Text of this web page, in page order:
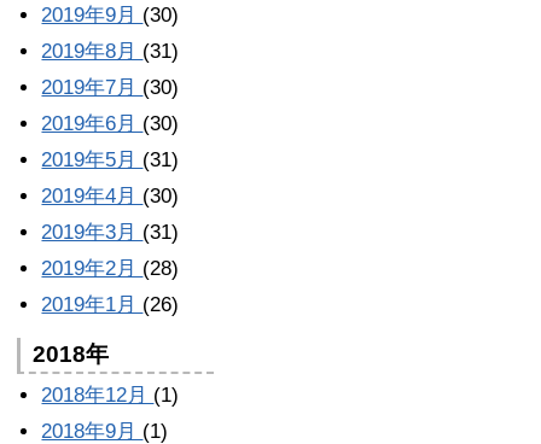
2019年9月 (30)
2019年8月 (31)
2019年7月 (30)
2019年6月 (30)
2019年5月 (31)
2019年4月 (30)
2019年3月 (31)
2019年2月 (28)
2019年1月 (26)
2018年
2018年12月 (1)
2018年9月 (1)